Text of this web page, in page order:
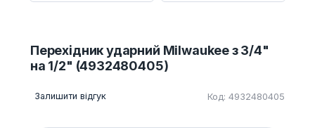
Перехідник ударний Milwaukee з 3/4"
на 1/2" (4932480405)
Залишити відгук Код: 4932480405